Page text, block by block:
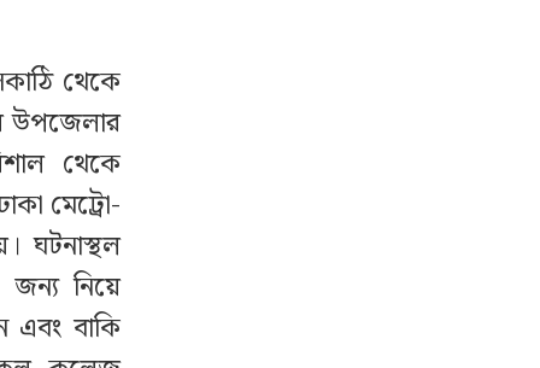
থেকে
উপজেলার
থেকে
মেট্রো-
ঘটনাস্থল
জন্য নিয়ে
এবং বাকি